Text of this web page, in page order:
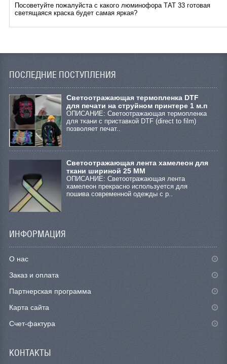
Посоветуйте пожалуйста с какого люминофора ТАТ 33 готовая
светящаяся краска будет самая яркая?
ПОСЛЕДНИЕ ПОСТУПЛЕНИЯ
Cветоотражающая термопленка DTF
для печати на струйном принтере 1 м.п
ОПИСАНИЕ: Светоотражающая термопленка
для ткани с приставкой DTF (direct to film)
позволяет печат..
Светоотражающая лента хамелеон для
ткани шириной 25 ММ
ОПИСАНИЕ: Светоотражающая лента
хамелеон прекрасно используется для
пошива современной одежды с р..
ИНФОРМАЦИЯ
О нас
Заказ и оплата
Партнерская программа
Карта сайта
Счет-фактура
КОНТАКТЫ